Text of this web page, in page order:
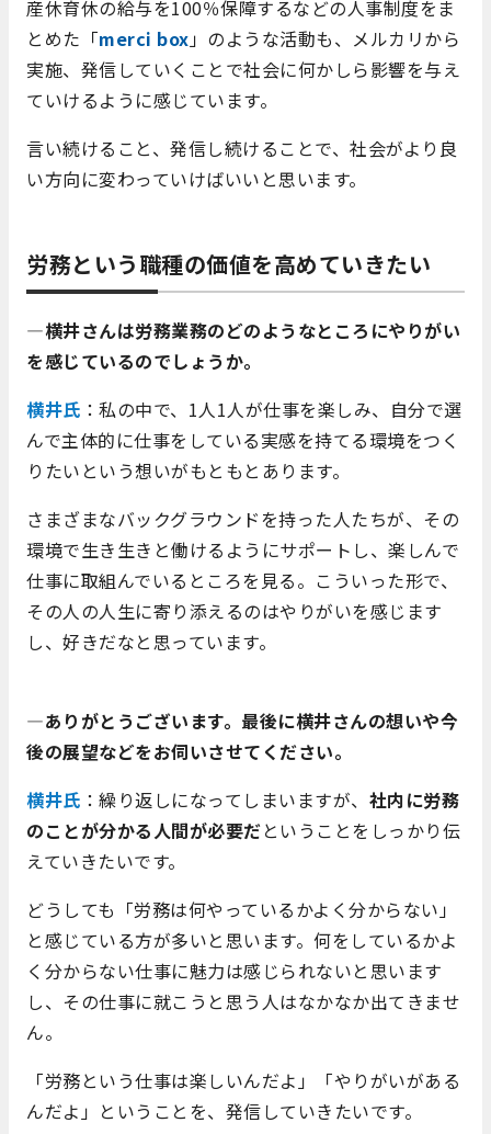
産休育休の給与を100％保障するなどの人事制度をま
とめた「merci box」のような活動も、メルカリから
実施、発信していくことで社会に何かしら影響を与え
ていけるように感じています。
言い続けること、発信し続けることで、社会がより良
い方向に変わっていけばいいと思います。
労務という職種の価値を高めていきたい
―横井さんは労務業務のどのようなところにやりがい
を感じているのでしょうか。
横井氏 ：私の中で、1人1人が仕事を楽しみ、自分で選
んで主体的に仕事をしている実感を持てる環境をつく
りたいという想いがもともとあります。
さまざまなバックグラウンドを持った人たちが、その
環境で生き生きと働けるようにサポートし、楽しんで
仕事に取組んでいるところを見る。こういった形で、
その人の人生に寄り添えるのはやりがいを感じます
し、好きだなと思っています。
―ありがとうございます。最後に横井さんの想いや今
後の展望などをお伺いさせてください。
横井氏 ：繰り返しになってしまいますが、 社内に労務
のことが分かる人間が必要だということをしっかり伝
えていきたいです。
どうしても「労務は何やっているかよく分からない」
と感じている方が多いと思います。何をしているかよ
く分からない仕事に魅力は感じられないと思います
し、その仕事に就こうと思う人はなかなか出てきませ
ん。
「労務という仕事は楽しいんだよ」「やりがいがある
んだよ」ということを、発信していきたいです。